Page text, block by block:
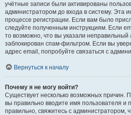
учётные записи были активированы
администратором до входа в систему. Эта
процессе регистрации. Если вам было
следуйте полученным инструкциям. Если
то возможно, что вы указали неправильный
заблокирован спам-фильтром. Если вы
адрес email, попробуйте связаться с
Вернуться к началу
Почему я не могу войти?
Существует несколько возможных причин.
вы правильно вводите имя пользователя и
правильно, свяжитесь с администратором,